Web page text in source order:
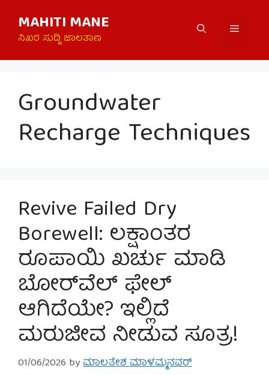
content
MAHITI MANE
ನಿಖರ ಸುದ್ದಿ ಜಾಲತಾಣ
Menu
Groundwater
Recharge Techniques
Revive Failed Dry
Borewell: ಲಕ್ಷಾಂತರ
ರೂಪಾಯಿ ಖರ್ಚು ಮಾಡಿ
ಬೋರ್‌ವೆಲ್ ಫೇಲ್
ಆಗಿದೆಯೇ? ಇಲ್ಲಿದೆ
ಮರುಜೀವ ನೀಡುವ ಸೂತ್ರ!
01/06/2026 byಮಾಲತೇಶ ಮಾಳಮ್ಮನವರ್